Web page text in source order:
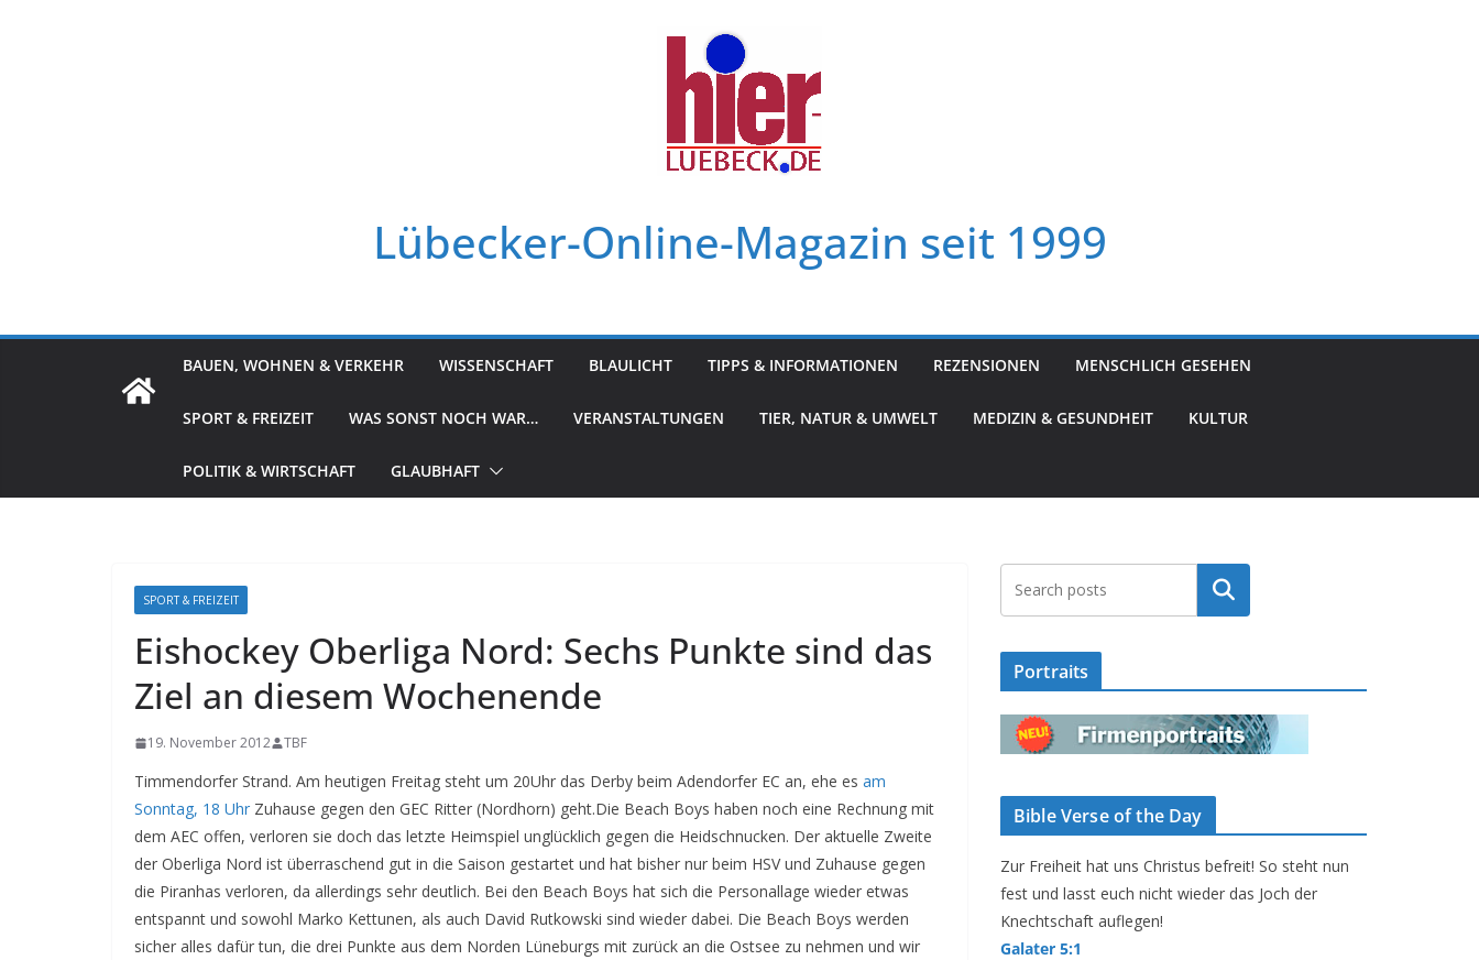
Lübecker-Online-Magazin seit 1999
BAUEN, WOHNEN & VERKEHR WISSENSCHAFT BLAULICHT TIPPS & INFORMATIONEN REZENSIONEN MENSCHLICH GESEHEN
SPORT & FREIZEIT WAS SONST NOCH WAR… VERANSTALTUNGEN TIER, NATUR & UMWELT MEDIZIN & GESUNDHEIT KULTUR
POLITIK & WIRTSCHAFT GLAUBHAFT
SPORT & FREIZEIT
Eishockey Oberliga Nord: Sechs Punkte sind das
Ziel an diesem Wochenende
19. November 2012 TBF
Timmendorfer Strand. Am heutigen Freitag steht um 20Uhr das Derby beim Adendorfer EC an, ehe es am
Sonntag, 18 Uhr Zuhause gegen den GEC Ritter (Nordhorn) geht.Die Beach Boys haben noch eine Rechnung mit
dem AEC offen, verloren sie doch das letzte Heimspiel unglücklich gegen die Heidschnucken. Der aktuelle Zweite
der Oberliga Nord ist überraschend gut in die Saison gestartet und hat bisher nur beim HSV und Zuhause gegen
die Piranhas verloren, da allerdings sehr deutlich. Bei den Beach Boys hat sich die Personallage wieder etwas
entspannt und sowohl Marko Kettunen, als auch David Rutkowski sind wieder dabei. Die Beach Boys werden
sicher alles dafür tun, die drei Punkte aus dem Norden Lüneburgs mit zurück an die Ostsee zu nehmen und wir
Suchen
Portraits
Bible Verse of the Day
Zur Freiheit hat uns Christus befreit! So steht nun
fest und lasst euch nicht wieder das Joch der
Knechtschaft auflegen!
Galater 5:1